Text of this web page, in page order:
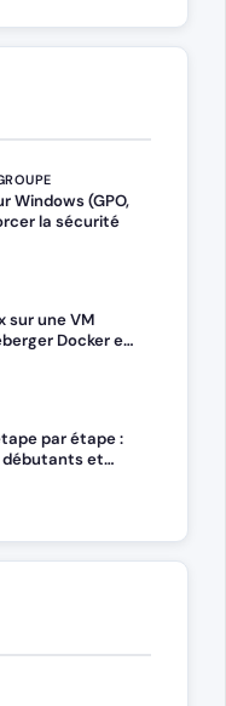
Windows (GPO,
la sécurité
sur une VM
Docker et
par étape :
débutants et